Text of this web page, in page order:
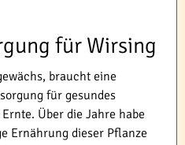
für Wirsing
braucht eine
für gesundes
Über die Jahre habe
Ernährung dieser Pflanze